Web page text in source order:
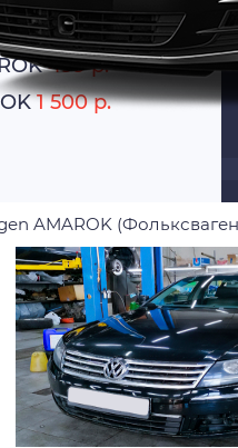
499 р.
1 500 р.
AMAROK